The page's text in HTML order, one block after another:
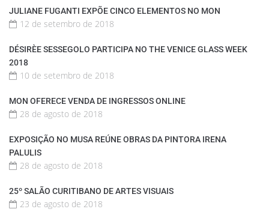
JULIANE FUGANTI EXPÕE CINCO ELEMENTOS NO MON
12 de setembro de 2018
DÉSIRÈE SESSEGOLO PARTICIPA NO THE VENICE GLASS WEEK
2018
10 de setembro de 2018
MON OFERECE VENDA DE INGRESSOS ONLINE
28 de agosto de 2018
EXPOSIÇÃO NO MUSA REÚNE OBRAS DA PINTORA IRENA
PALULIS
28 de agosto de 2018
25º SALÃO CURITIBANO DE ARTES VISUAIS
23 de agosto de 2018